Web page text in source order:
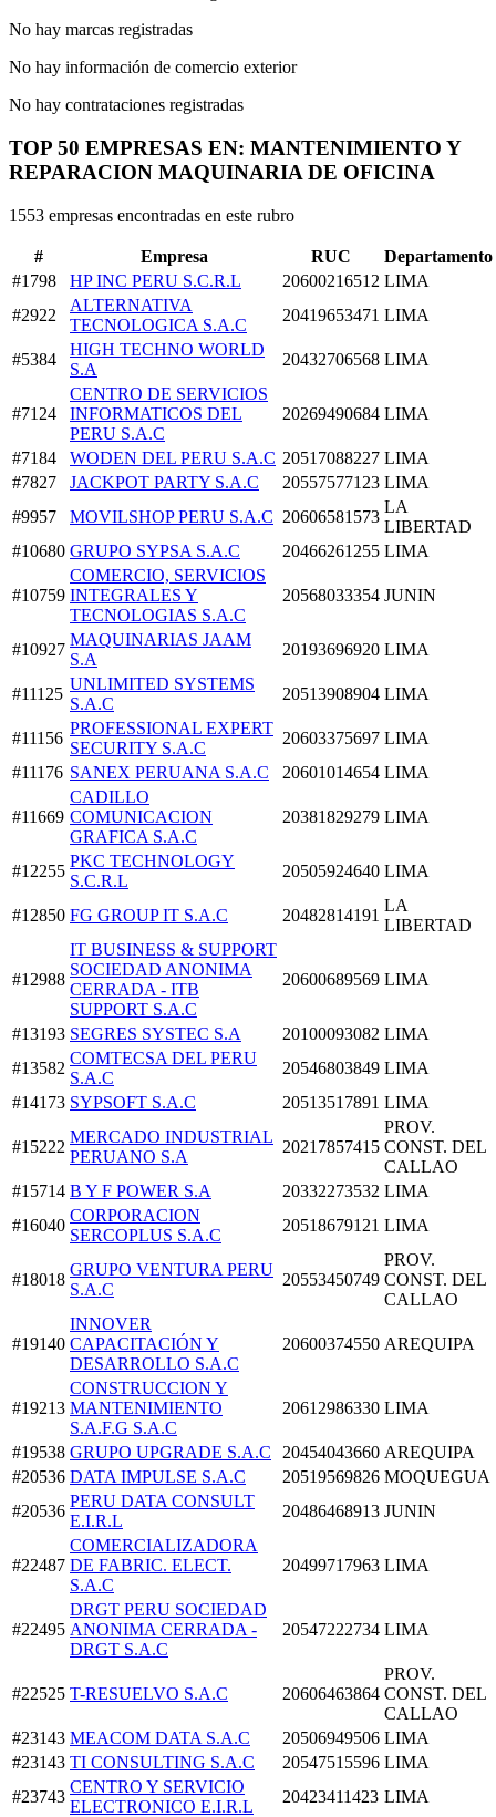
No hay marcas registradas
No hay información de comercio exterior
No hay contrataciones registradas
TOP 50 EMPRESAS EN: MANTENIMIENTO Y
REPARACION MAQUINARIA DE OFICINA
1553 empresas encontradas en este rubro
# Empresa RUC
Departamento
#1798
HP INC PERU S.C.R.L 20600216512 LIMA
#2922
ALTERNATIVA
TECNOLOGICA S.A.C
20419653471 LIMA
#5384
HIGH TECHNO WORLD
S.A
20432706568 LIMA
#7124
CENTRO DE SERVICIOS
INFORMATICOS DEL
PERU S.A.C
20269490684 LIMA
#7184 WODEN DEL PERU S.A.C 20517088227 LIMA
#7827
JACKPOT PARTY S.A.C 20557577123 LIMA
#9957
MOVILSHOP PERU S.A.C 20606581573
LA
LIBERTAD
#10680 GRUPO SYPSA S.A.C 20466261255 LIMA
#10759
COMERCIO, SERVICIOS
INTEGRALES Y
TECNOLOGIAS S.A.C
20568033354 JUNIN
#10927
MAQUINARIAS JAAM
S.A
20193696920 LIMA
#11125
UNLIMITED SYSTEMS
S.A.C
20513908904 LIMA
#11156
PROFESSIONAL EXPERT
SECURITY S.A.C
20603375697 LIMA
#11176 SANEX PERUANA S.A.C 20601014654 LIMA
#11669
CADILLO
COMUNICACION
GRAFICA S.A.C
20381829279 LIMA
#12255
PKC TECHNOLOGY
S.C.R.L
20505924640 LIMA
#12850 FG GROUP IT S.A.C 20482814191
LA
LIBERTAD
#12988
IT BUSINESS & SUPPORT
SOCIEDAD ANONIMA
CERRADA - ITB
SUPPORT S.A.C
20600689569 LIMA
#13193 SEGRES SYSTEC S.A 20100093082 LIMA
#13582
COMTECSA DEL PERU
S.A.C
20546803849 LIMA
#14173 SYPSOFT S.A.C 20513517891 LIMA
#15222
MERCADO INDUSTRIAL
PERUANO S.A
20217857415
PROV.
CONST. DEL
CALLAO
#15714 B Y F POWER S.A 20332273532 LIMA
#16040
CORPORACION
SERCOPLUS S.A.C
20518679121 LIMA
#18018
GRUPO VENTURA PERU
S.A.C
20553450749
PROV.
CONST. DEL
CALLAO
#19140
INNOVER
CAPACITACIÓN Y
DESARROLLO S.A.C
20600374550 AREQUIPA
#19213
CONSTRUCCION Y
MANTENIMIENTO
S.A.F.G S.A.C
20612986330 LIMA
#19538 GRUPO UPGRADE S.A.C 20454043660 AREQUIPA
#20536 DATA IMPULSE S.A.C 20519569826 MOQUEGUA
#20536
PERU DATA CONSULT
E.I.R.L
20486468913 JUNIN
#22487
COMERCIALIZADORA
DE FABRIC. ELECT.
S.A.C
20499717963 LIMA
#22495
DRGT PERU SOCIEDAD
ANONIMA CERRADA -
DRGT S.A.C
20547222734 LIMA
#22525 T-RESUELVO S.A.C 20606463864
PROV.
CONST. DEL
CALLAO
#23143 MEACOM DATA S.A.C 20506949506 LIMA
#23143 TI CONSULTING S.A.C 20547515596 LIMA
#23743
CENTRO Y SERVICIO
ELECTRONICO E.I.R.L
20423411423 LIMA